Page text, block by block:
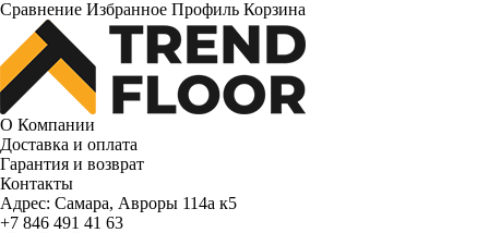
Сравнение Избранное Профиль Корзина
О Компании
Доставка и оплата
Гарантия и возврат
Контакты
Адрес: Самара, Авроры 114а к5
+7 846 491 41 63